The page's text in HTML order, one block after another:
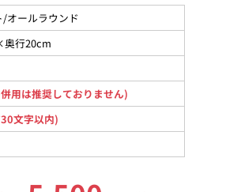
オールラウンド
行20cm
用は推奨しておりません)
文字以内)